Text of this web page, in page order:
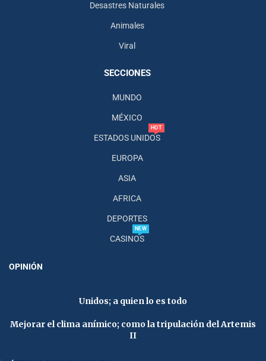
Desastres Naturales
Animales
Viral
SECCIONES
MUNDO
MÉXICO
ESTADOS UNIDOS
HOT
EUROPA
ASIA
AFRICA
DEPORTES
CASINOS
NEW
OPINIÓN
Unidos; a quien lo es todo
Mejorar el clima anímico; como la tripulación del Artemis
II